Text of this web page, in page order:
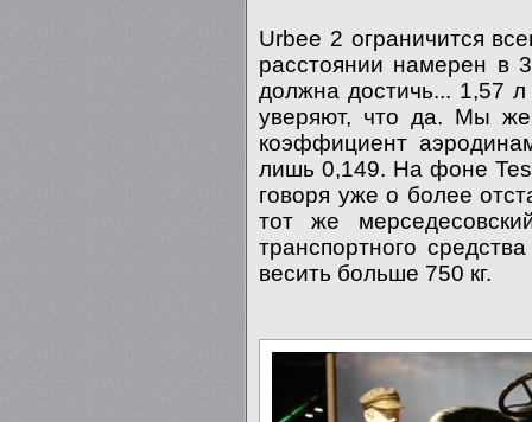
Urbee 2 ограничится
расстоянии намерен в
должна достичь... 1,57
уверяют, что да. Мы же
коэффициент
лишь 0,149. На фоне
говоря уже о более
тот же
транспортного
весить больше 750 кг.